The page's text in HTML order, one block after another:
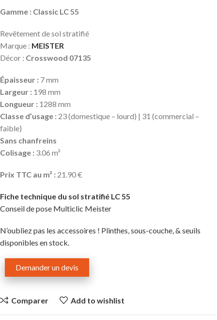
Gamme : Classic LC 55
Revêtement de sol stratifié
Marque : MEISTER
Décor : Crosswood 07135
Épaisseur : 7 mm
Largeur : 198 mm
Longueur : 1288 mm
Classe d’usage : 23 (domestique – lourd) | 31 (commercial –
faible)
Sans chanfreins
Colisage : 3.06 m²
Prix TTC au m² : 21.90 €
Fiche technique du sol stratifié LC 55
Conseil de pose Multiclic Meister
N’oubliez pas les accessoires ! Plinthes, sous-couche, & seuils
disponibles en stock.
Demander un devis
Comparer Add to wishlist